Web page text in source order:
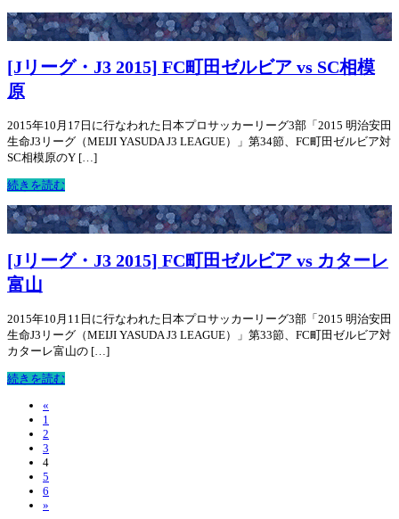
[Jリーグ・J3 2015] FC町田ゼルビア vs SC相模
原
2015年10月17日に行なわれた日本プロサッカーリーグ3部「2015 明治安田
生命J3リーグ（MEIJI YASUDA J3 LEAGUE）」第34節、FC町田ゼルビア対
SC相模原のY […]
続きを読む
[Jリーグ・J3 2015] FC町田ゼルビア vs カターレ
富山
2015年10月11日に行なわれた日本プロサッカーリーグ3部「2015 明治安田
生命J3リーグ（MEIJI YASUDA J3 LEAGUE）」第33節、FC町田ゼルビア対
カターレ富山の […]
続きを読む
«
1
2
3
4
5
6
»